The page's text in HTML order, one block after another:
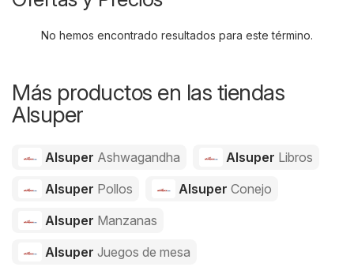
No hemos encontrado resultados para este término.
Más productos en las tiendas
Alsuper
Alsuper Ashwagandha Alsuper Libros
Alsuper Pollos Alsuper Conejo
Alsuper Manzanas
Alsuper Juegos de mesa